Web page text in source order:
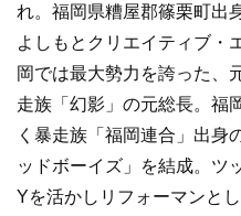
れ。福岡県糟屋郡篠栗町出身
よしもとクリエイティブ・
岡では最大勢力を誇った、
走族「幻影」の元総長。福
く暴走族「福岡連合」出身
ッドボーイズ」を結成。ツ
Yを活かしリフォーマンとし